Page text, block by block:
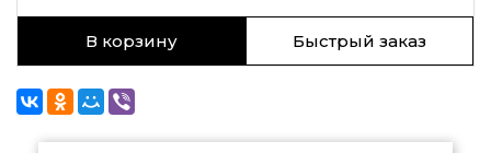
В корзину Быстрый заказ